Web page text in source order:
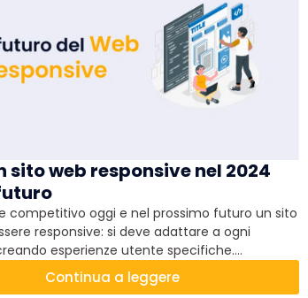
sito web responsive nel 2024
competitivo oggi e nel prossimo futuro un sito
responsive: si deve adattare a ogni
esperienze utente specifiche.
positive e ottimizzate, che favoriscono visibilità,
e conversioni.
Continua a leggere